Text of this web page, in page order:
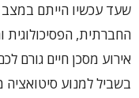
שעד עכשיו הייתם
החברתית,
אירוע מסכן חיים גורם
בשביל למנוע סיטואציה